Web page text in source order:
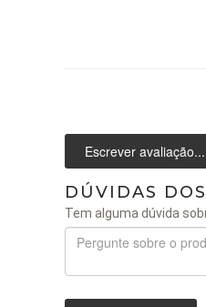
Escrever avaliação...
DÚVIDAS
Tem alguma dúvida